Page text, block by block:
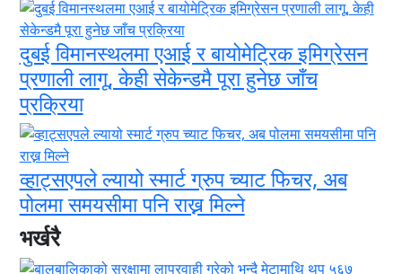
दुबई विमानस्थलमा एआई र बायोमेट्रिक इमिग्रेसन
प्रणाली लागू, केही सेकेन्डमै पूरा हुनेछ जाँच
प्रक्रिया
व्हाट्सएपले ल्यायो स्मार्ट ग्रुप च्याट फिचर, अब
पोलमा समयसीमा पनि राख्न मिल्ने
भर्खरै